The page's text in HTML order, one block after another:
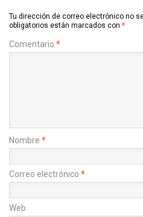
Tu dirección de correo electrónico no
obligatorios están marcados con *
Comentario *
Nombre *
Correo electrónico *
Web